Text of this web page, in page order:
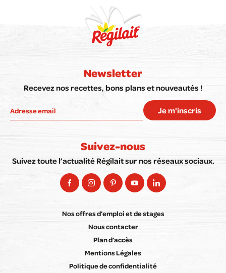
Newsletter
Recevez nos recettes, bons plans et nouveautés !
Je m'inscris
Suivez-nous
Suivez toute l’actualité Régilait sur nos réseaux sociaux.
Nos offres d’emploi et de stages
Nous contacter
Plan d’accès
Mentions Légales
Politique de confidentialité